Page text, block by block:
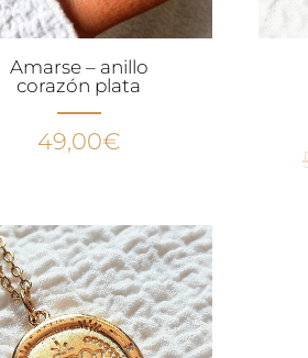
Amarse – anillo
corazón plata
49,00€